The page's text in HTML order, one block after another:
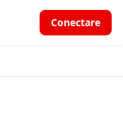
Conectare